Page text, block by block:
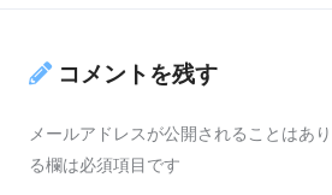
コメントを残す
メールアドレスが公開されることはあり
る欄は必須項目です